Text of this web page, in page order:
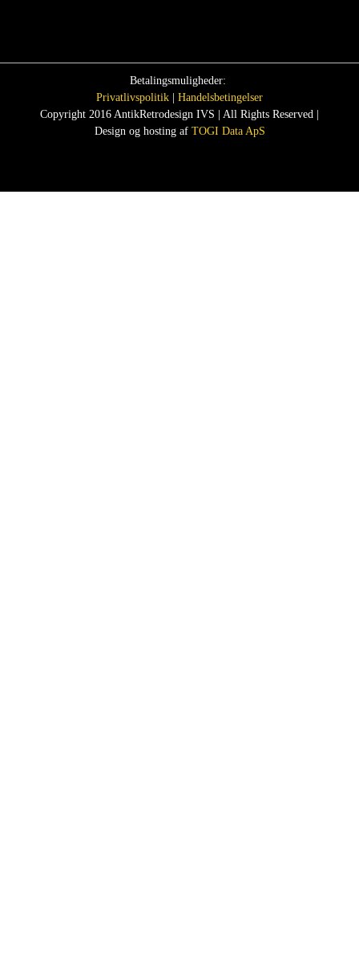
Betalingsmuligheder:
Privatlivspolitik
Handelsbetingelser
Copyright 2016 AntikRetrodesign IVS | All Rights Reserved |
Design og hosting af TOGI Data ApS